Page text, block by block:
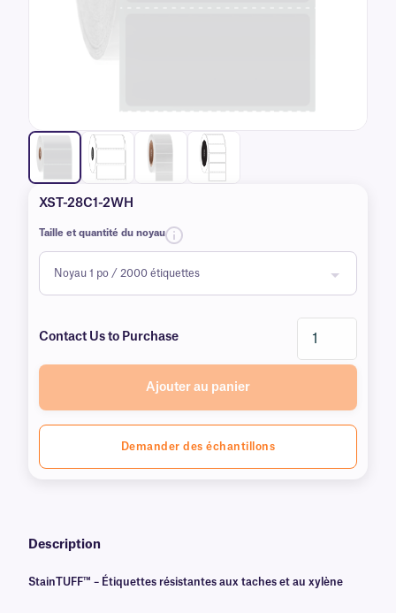
XST-28C1-2WH
Taille et quantité du noyau
Contact Us to Purchase
Ajouter au panier
Demander des échantillons
Description
StainTUFF™ – Étiquettes résistantes aux taches et au xylène